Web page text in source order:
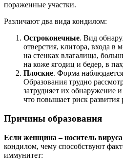
пораженные участки.
Различают два вида кондилом:
Остроконечные. Вид
отверстия, клитора, входа в
на стенках влагалища,
на коже ягодиц и бедер, в
Плоские. Форма
Образования трудно
затрудняет их обнаружение
что повышает риск
Причины образования
Если женщина – носитель вируса
кондилом, чему способствуют
иммунитет: